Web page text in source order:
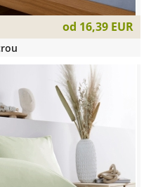
od 16,39 EUR